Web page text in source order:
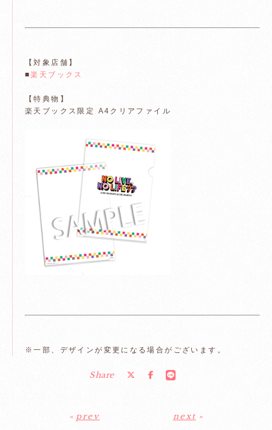
【対象店舗】
■楽天ブックス
【特典物】
楽天ブックス限定 A4クリアファイル
※一部、デザインが変更になる場合がございます。
Share
« prev next »